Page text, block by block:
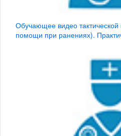
Обучающее видео
помощи при ранениях).